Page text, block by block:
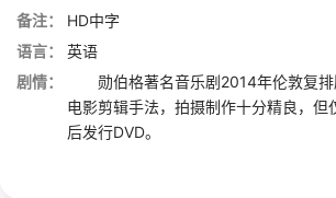
备注：
HD中字
语言：
英语
剧情：
勋伯格著名音乐剧2014年伦敦复排
电影剪辑手法，拍摄制作十分精良，但
后发行DVD。